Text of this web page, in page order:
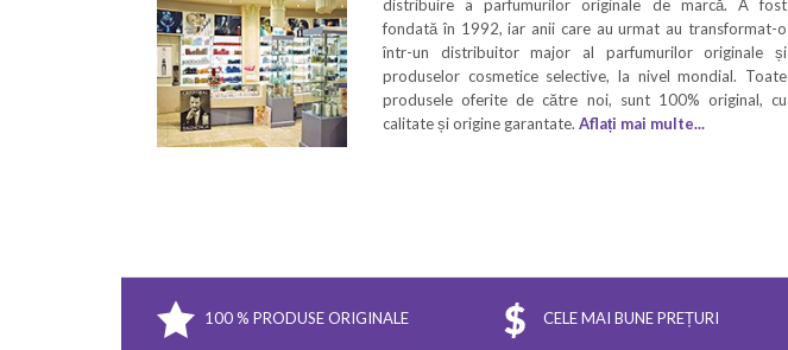
distribuire a parfumurilor originale de marcă. A fost
fondată în 1992, iar anii care au urmat au transformat-o
într-un distribuitor major al parfumurilor originale și
produselor cosmetice selective, la nivel mondial. Toate
produsele oferite de către noi, sunt 100% original, cu
calitate și origine garantate. Aflați mai multe...
100 % PRODUSE ORIGINALE CELE MAI BUNE PREȚURI